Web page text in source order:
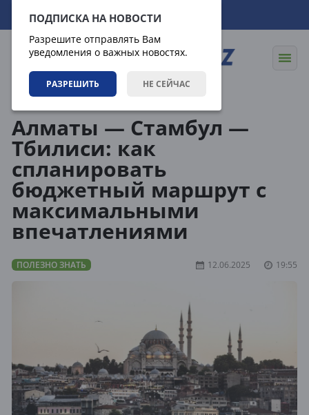
ПОДПИСКА НА НОВОСТИ
Разрешите отправлять Вам
уведомления о важных новостях.
РАЗРЕШИТЬ НЕ СЕЙЧАС
06.08.2026 12:39:10
Алматы — Стамбул —
Тбилиси: как
спланировать
бюджетный маршрут с
максимальными
впечатлениями
ПОЛЕЗНО ЗНАТЬ 12.06.2025 19:55